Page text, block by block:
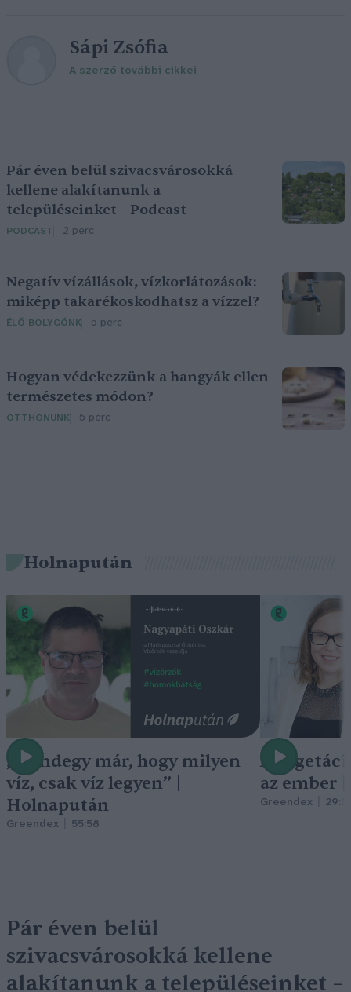
Sápi Zsófia
A szerző további cikkei
Pár éven belül szivacsvárosokká
kellene alakítanunk a
településeinket – Podcast
PODCAST 2 perc
Negatív vízállások, vízkorlátozások:
miképp takarékoskodhatsz a vízzel?
ÉLŐ BOLYGÓNK 5 perc
Hogyan védekezzünk a hangyák ellen
természetes módon?
OTTHONUNK 5 perc
Holnapután
„Mindegy már, hogy milyen
víz, csak víz legyen” |
Holnapután
Greendex 55:58
A
az ember
Greendex
Pár éven belül
szivacsvárosokká kellene
alakítanunk a településeinket –